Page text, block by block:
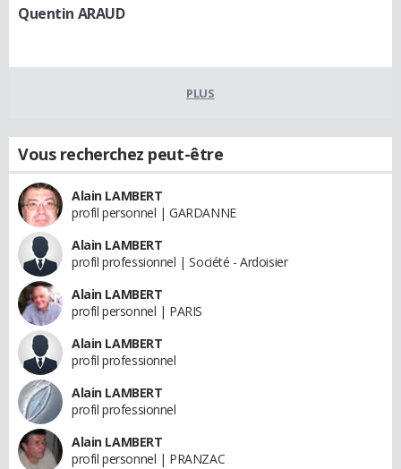
Quentin ARAUD
PLUS
Vous recherchez peut-être
Alain LAMBERT
profil personnel | GARDANNE
Alain LAMBERT
profil professionnel | Société - Ardoisier
Alain LAMBERT
profil personnel | PARIS
Alain LAMBERT
profil professionnel
Alain LAMBERT
profil professionnel
Alain LAMBERT
profil personnel | PRANZAC